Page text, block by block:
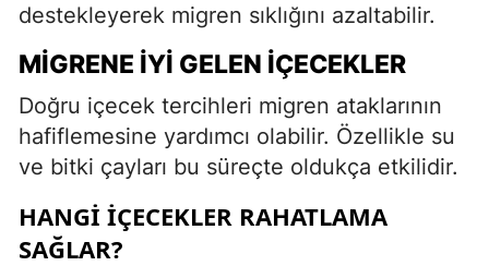
destekleyerek migren sıklığını azaltabilir.
MIGRENE İYI GELEN İÇECEKLER
Doğru içecek tercihleri migren ataklarının
hafiflemesine yardımcı olabilir. Özellikle su
ve bitki çayları bu süreçte oldukça etkilidir.
HANGI İÇECEKLER RAHATLAMA
SAĞLAR?